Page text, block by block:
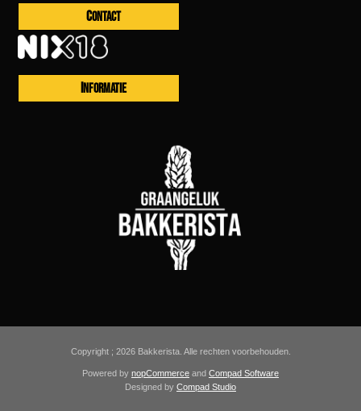
CONTACT
INFORMATIE
Copyright ; 2026 Bakkerista. Alle rechten voorbehouden.
Powered by nopCommerce and Compad Software
Designed by Compad Studio